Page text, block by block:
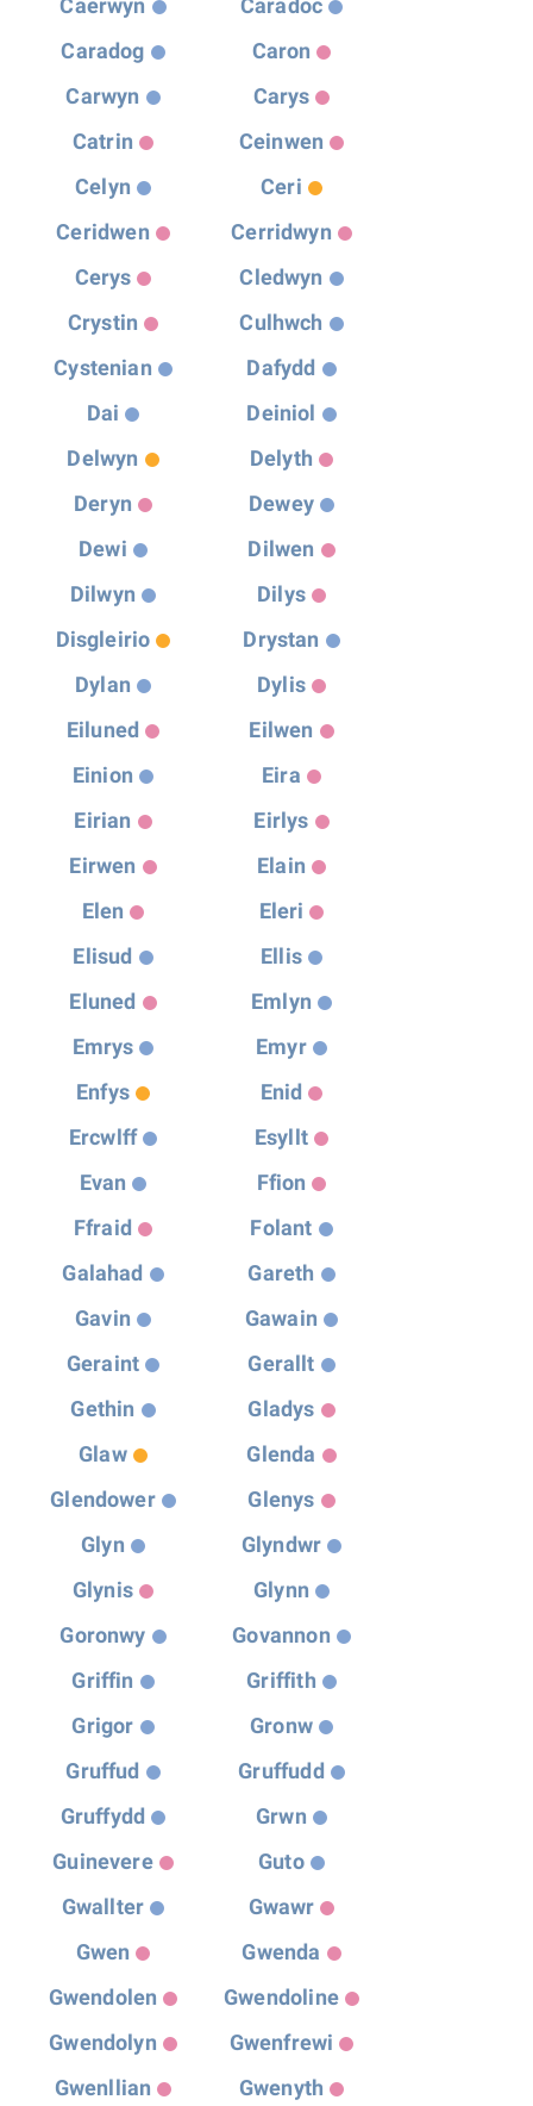
Caerwyn
Caradoc
Caradog
Caron
Carwyn
Carys
Catrin
Ceinwen
Celyn
Ceri
Ceridwen
Cerridwyn
Cerys
Cledwyn
Crystin
Culhwch
Cystenian
Dafydd
Dai
Deiniol
Delwyn
Delyth
Deryn
Dewey
Dewi
Dilwen
Dilwyn
Dilys
Disgleirio
Drystan
Dylan
Dylis
Eiluned
Eilwen
Einion
Eira
Eirian
Eirlys
Eirwen
Elain
Elen
Eleri
Elisud
Ellis
Eluned
Emlyn
Emrys
Emyr
Enfys
Enid
Ercwlff
Esyllt
Evan
Ffion
Ffraid
Folant
Galahad
Gareth
Gavin
Gawain
Geraint
Gerallt
Gethin
Gladys
Glaw
Glenda
Glendower
Glenys
Glyn
Glyndwr
Glynis
Glynn
Goronwy
Govannon
Griffin
Griffith
Grigor
Gronw
Gruffud
Gruffudd
Gruffydd
Grwn
Guinevere
Guto
Gwallter
Gwawr
Gwen
Gwenda
Gwendolen
Gwendoline
Gwendolyn
Gwenfrewi
Gwenllian
Gwenyth